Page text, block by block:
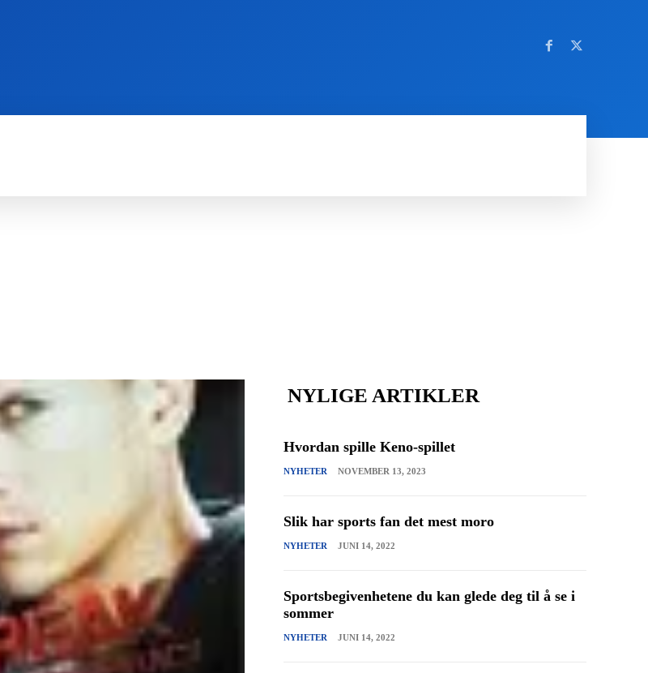
NYLIGE ARTIKLER
Hvordan spille Keno-spillet
NYHETER NOVEMBER 13, 2023
Slik har sports fan det mest moro
NYHETER JUNI 14, 2022
Sportsbegivenhetene du kan glede deg til å se i
sommer
NYHETER JUNI 14, 2022